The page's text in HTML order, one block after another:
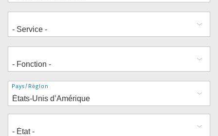
Adresse
Pays/Région